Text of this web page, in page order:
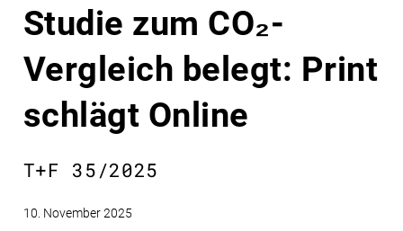
Studie zum CO₂-
Vergleich belegt: Print
schlägt Online
T+F 35/2025
10. November 2025